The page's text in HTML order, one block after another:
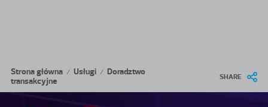
Ścieżka nawigacyjna
Strona główna / Usługi / Doradztwo
transakcyjne
SHARE